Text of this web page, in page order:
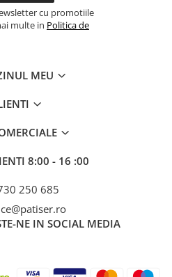
cu promotiile
multe in Politica de
MEU
8:00 - 16 :00
250 685
NE IN SOCIAL MEDIA